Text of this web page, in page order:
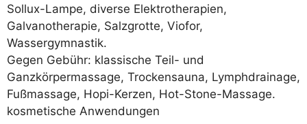
Sollux-Lampe, diverse Elektrotherapien,
Galvanotherapie, Salzgrotte, Viofor,
Wassergymnastik.
Gegen Gebühr: klassische Teil- und
Ganzkörpermassage, Trockensauna, Lymphdrainage,
Fußmassage, Hopi-Kerzen, Hot-Stone-Massage.
kosmetische Anwendungen